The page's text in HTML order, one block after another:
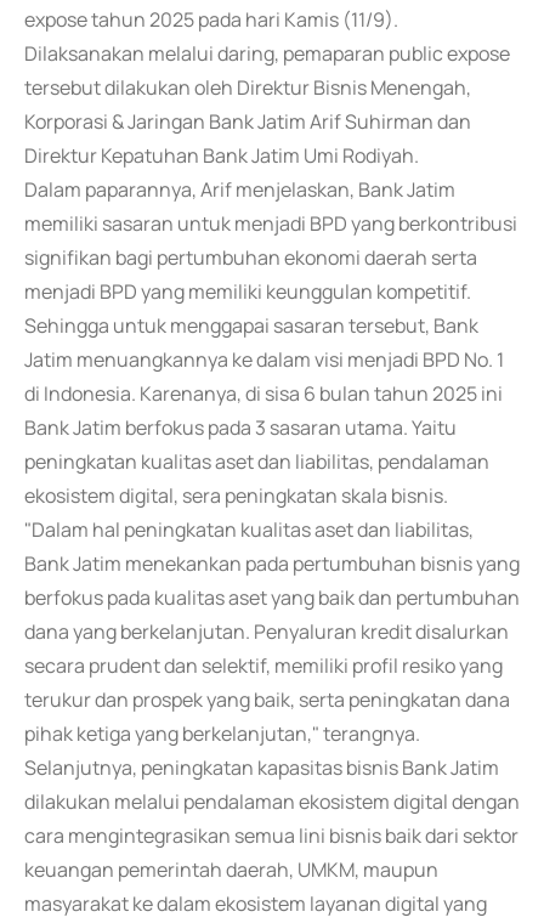
expose tahun 2025 pada hari Kamis (11/9).
Dilaksanakan melalui daring, pemaparan public expose
tersebut dilakukan oleh Direktur Bisnis Menengah,
Korporasi & Jaringan Bank Jatim Arif Suhirman dan
Direktur Kepatuhan Bank Jatim Umi Rodiyah.
Dalam paparannya, Arif menjelaskan, Bank Jatim
memiliki sasaran untuk menjadi BPD yang berkontribusi
signifikan bagi pertumbuhan ekonomi daerah serta
menjadi BPD yang memiliki keunggulan kompetitif.
Sehingga untuk menggapai sasaran tersebut, Bank
Jatim menuangkannya ke dalam visi menjadi BPD No. 1
di Indonesia. Karenanya, di sisa 6 bulan tahun 2025 ini
Bank Jatim berfokus pada 3 sasaran utama. Yaitu
peningkatan kualitas aset dan liabilitas, pendalaman
ekosistem digital, sera peningkatan skala bisnis.
"Dalam hal peningkatan kualitas aset dan liabilitas,
Bank Jatim menekankan pada pertumbuhan bisnis yang
berfokus pada kualitas aset yang baik dan pertumbuhan
dana yang berkelanjutan. Penyaluran kredit disalurkan
secara prudent dan selektif, memiliki profil resiko yang
terukur dan prospek yang baik, serta peningkatan dana
pihak ketiga yang berkelanjutan," terangnya.
Selanjutnya, peningkatan kapasitas bisnis Bank Jatim
dilakukan melalui pendalaman ekosistem digital dengan
cara mengintegrasikan semua lini bisnis baik dari sektor
keuangan pemerintah daerah, UMKM, maupun
masyarakat ke dalam ekosistem layanan digital yang